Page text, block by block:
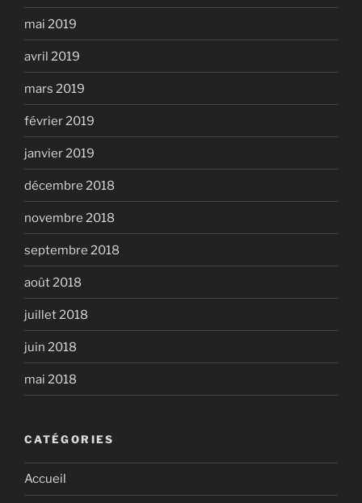
mai 2019
avril 2019
mars 2019
février 2019
janvier 2019
décembre 2018
novembre 2018
septembre 2018
août 2018
juillet 2018
juin 2018
mai 2018
CATÉGORIES
Accueil